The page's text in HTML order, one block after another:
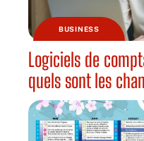
BUSINESS
Logiciels de
quels sont les